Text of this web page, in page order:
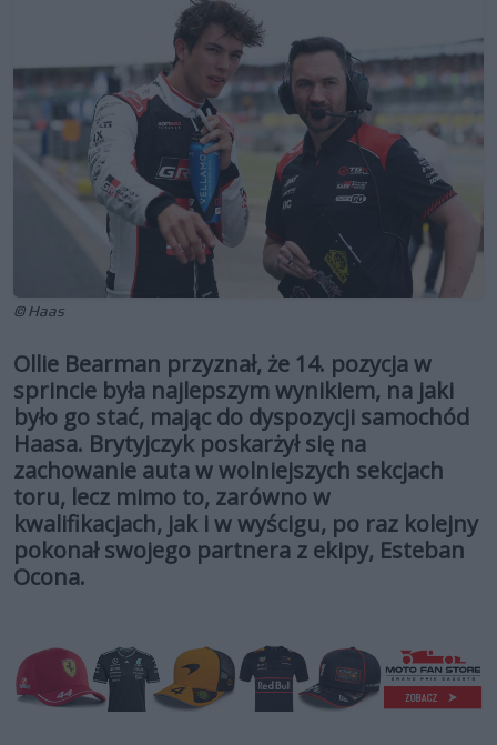
© Haas
Ollie Bearman przyznał, że 14. pozycja w
sprincie była najlepszym wynikiem, na jaki
było go stać, mając do dyspozycji samochód
Haasa. Brytyjczyk poskarżył się na
zachowanie auta w wolniejszych sekcjach
toru, lecz mimo to, zarówno w
kwalifikacjach, jak i w wyścigu, po raz kolejny
pokonał swojego partnera z ekipy, Esteban
Ocona.